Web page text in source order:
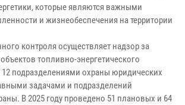
которые являются важными
и жизнеобеспечения на территории
контроля осуществляет надзор за
топливно-энергетического
12 подразделениями охраны юридических
задачами и подразделений
В 2025 году проведено 51 плановых и 64